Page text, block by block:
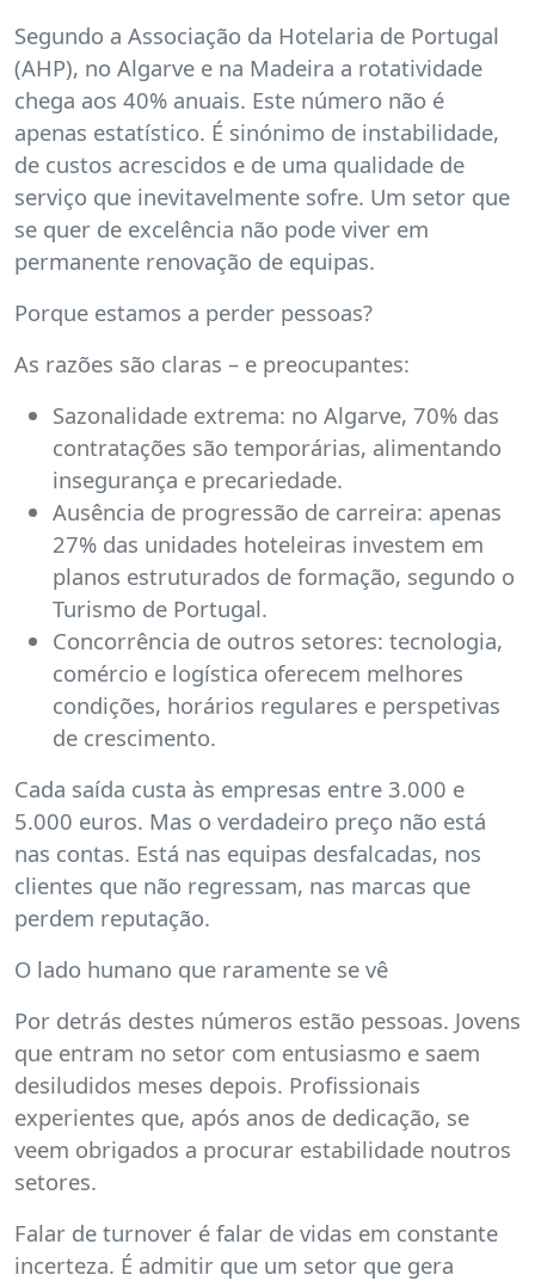
Segundo a Associação da Hotelaria de Portugal
(AHP), no Algarve e na Madeira a rotatividade
chega aos 40% anuais. Este número não é
apenas estatístico. É sinónimo de instabilidade,
de custos acrescidos e de uma qualidade de
serviço que inevitavelmente sofre. Um setor que
se quer de excelência não pode viver em
permanente renovação de equipas.
Porque estamos a perder pessoas?
As razões são claras – e preocupantes:
Sazonalidade extrema: no Algarve, 70% das
contratações são temporárias, alimentando
insegurança e precariedade.
Ausência de progressão de carreira: apenas
27% das unidades hoteleiras investem em
planos estruturados de formação, segundo o
Turismo de Portugal.
Concorrência de outros setores: tecnologia,
comércio e logística oferecem melhores
condições, horários regulares e perspetivas
de crescimento.
Cada saída custa às empresas entre 3.000 e
5.000 euros. Mas o verdadeiro preço não está
nas contas. Está nas equipas desfalcadas, nos
clientes que não regressam, nas marcas que
perdem reputação.
O lado humano que raramente se vê
Por detrás destes números estão pessoas. Jovens
que entram no setor com entusiasmo e saem
desiludidos meses depois. Profissionais
experientes que, após anos de dedicação, se
veem obrigados a procurar estabilidade noutros
setores.
Falar de turnover é falar de vidas em constante
incerteza. É admitir que um setor que gera